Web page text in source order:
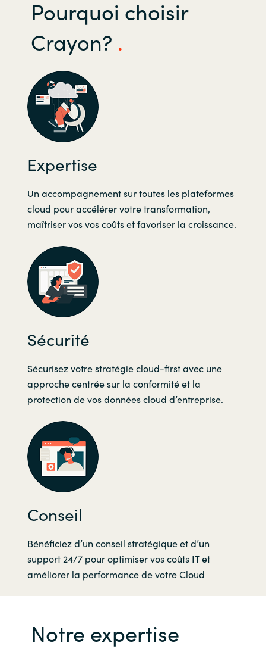
Sri Lanka
Pourquoi choisir
Crayon?
Expertise
Un accompagnement sur toutes les plateformes
cloud pour accélérer votre transformation,
maîtriser vos vos coûts et favoriser la croissance.
Sécurité
Sécurisez votre stratégie cloud-first avec une
approche centrée sur la conformité et la
protection de vos données cloud d’entreprise.
Conseil
Bénéficiez d’un conseil stratégique et d’un
support 24/7 pour optimiser vos coûts IT et
améliorer la performance de votre Cloud
Notre expertise